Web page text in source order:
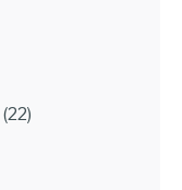
(22)